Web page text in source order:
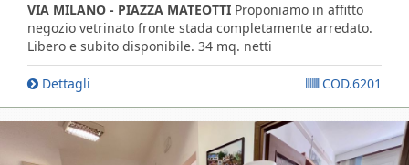
VIA MILANO - PIAZZA MATEOTTI Proponiamo in affitto
negozio vetrinato fronte stada completamente arredato.
Libero e subito disponibile. 34 mq. netti
COD.6201
Dettagli